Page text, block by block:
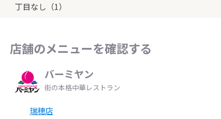
丁目なし（1）
店舗のメニューを確認する
バーミヤン
街の本格中華レストラン
瑞穂店